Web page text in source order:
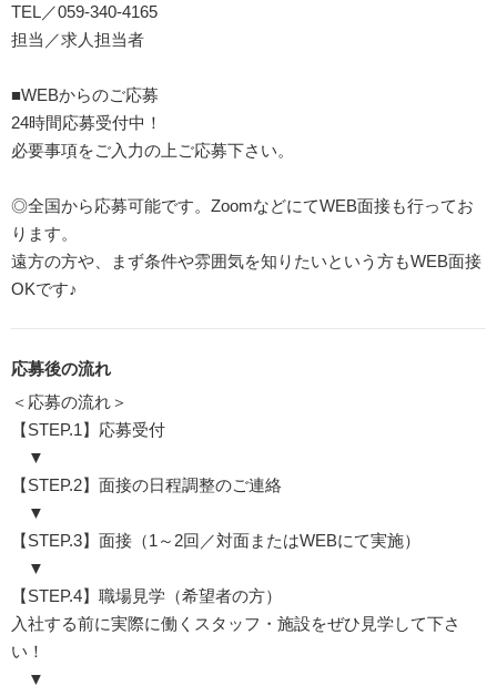
TEL／059-340-4165
担当／求人担当者
■WEBからのご応募
24時間応募受付中！
必要事項をご入力の上ご応募下さい。
◎全国から応募可能です。ZoomなどにてWEB面接も行ってお
ります。
遠方の方や、まず条件や雰囲気を知りたいという方もWEB面接
OKです♪
応募後の流れ
＜応募の流れ＞
【STEP.1】応募受付
▼
【STEP.2】面接の日程調整のご連絡
▼
【STEP.3】面接（1～2回／対面またはWEBにて実施）
▼
【STEP.4】職場見学（希望者の方）
入社する前に実際に働くスタッフ・施設をぜひ見学して下さ
い！
▼